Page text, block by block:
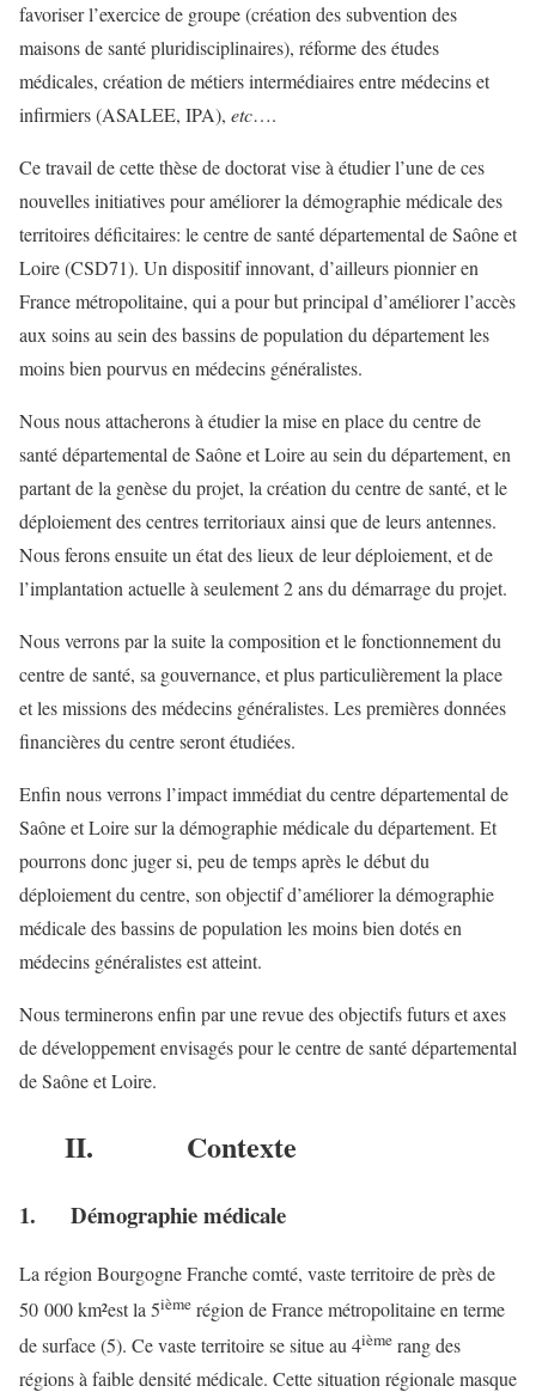
favoriser l’exercice de groupe (création des subvention des
maisons de santé pluridisciplinaires), réforme des études
médicales, création de métiers intermédiaires entre médecins et
infirmiers (ASALEE, IPA), etc….
Ce travail de cette thèse de doctorat vise à étudier l’une de ces
nouvelles initiatives pour améliorer la démographie médicale des
territoires déficitaires: le centre de santé départemental de Saône et
Loire (CSD71). Un dispositif innovant, d’ailleurs pionnier en
France métropolitaine, qui a pour but principal d’améliorer l’accès
aux soins au sein des bassins de population du département les
moins bien pourvus en médecins généralistes.
Nous nous attacherons à étudier la mise en place du centre de
santé départemental de Saône et Loire au sein du département, en
partant de la genèse du projet, la création du centre de santé, et le
déploiement des centres territoriaux ainsi que de leurs antennes.
Nous ferons ensuite un état des lieux de leur déploiement, et de
l’implantation actuelle à seulement 2 ans du démarrage du projet.
Nous verrons par la suite la composition et le fonctionnement du
centre de santé, sa gouvernance, et plus particulièrement la place
et les missions des médecins généralistes. Les premières données
financières du centre seront étudiées.
Enfin nous verrons l’impact immédiat du centre départemental de
Saône et Loire sur la démographie médicale du département. Et
pourrons donc juger si, peu de temps après le début du
déploiement du centre, son objectif d’améliorer la démographie
médicale des bassins de population les moins bien dotés en
médecins généralistes est atteint.
Nous terminerons enfin par une revue des objectifs futurs et axes
de développement envisagés pour le centre de santé départemental
de Saône et Loire.
II. Contexte
1. Démographie médicale
La région Bourgogne Franche comté, vaste territoire de près de
50 000 km²est la 5ième région de France métropolitaine en terme
de surface (5). Ce vaste territoire se situe au 4ième rang des
régions à faible densité médicale. Cette situation régionale masque